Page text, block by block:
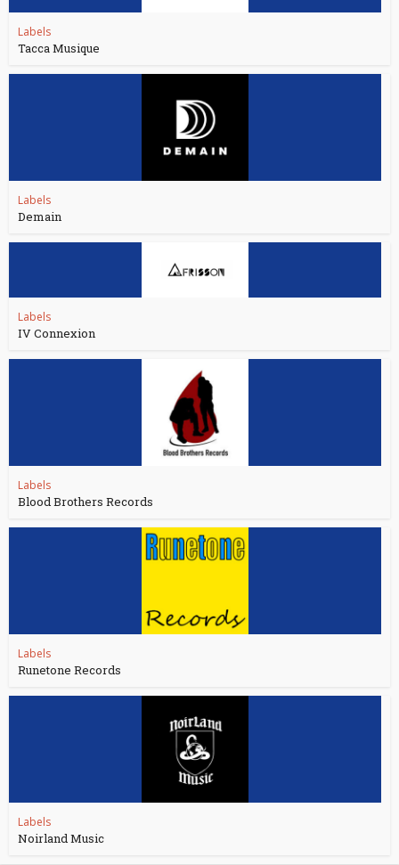
Labels
Tacca Musique
Labels
Demain
Labels
IV Connexion
Labels
Blood Brothers Records
Labels
Runetone Records
Labels
Noirland Music